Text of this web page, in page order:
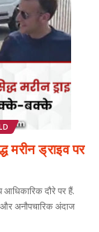
मरीन ड्राइव पर
आधिकारिक दौरे पर हैं.
अनौपचारिक अंदाज